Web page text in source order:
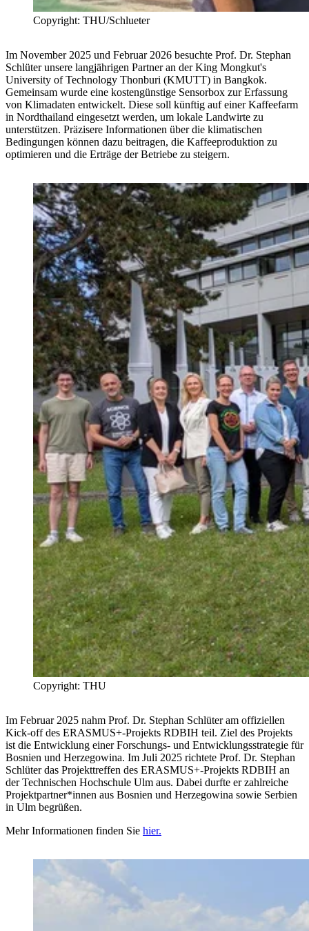
Copyright: THU/Schlueter
Im November 2025 und Februar 2026 besuchte Prof. Dr. Stephan
Schlüter unsere langjährigen Partner an der King Mongkut's
University of Technology Thonburi (KMUTT) in Bangkok.
Gemeinsam wurde eine kostengünstige Sensorbox zur Erfassung
von Klimadaten entwickelt. Diese soll künftig auf einer Kaffeefarm
in Nordthailand eingesetzt werden, um lokale Landwirte zu
unterstützen. Präzisere Informationen über die klimatischen
Bedingungen können dazu beitragen, die Kaffeeproduktion zu
optimieren und die Erträge der Betriebe zu steigern.
Copyright: THU
Im Februar 2025 nahm Prof. Dr. Stephan Schlüter am offiziellen
Kick-off des ERASMUS+-Projekts RDBIH teil. Ziel des Projekts
ist die Entwicklung einer Forschungs- und Entwicklungsstrategie für
Bosnien und Herzegowina. Im Juli 2025 richtete Prof. Dr. Stephan
Schlüter das Projekttreffen des ERASMUS+-Projekts RDBIH an
der Technischen Hochschule Ulm aus. Dabei durfte er zahlreiche
Projektpartner*innen aus Bosnien und Herzegowina sowie Serbien
in Ulm begrüßen.
Mehr Informationen finden Sie hier.